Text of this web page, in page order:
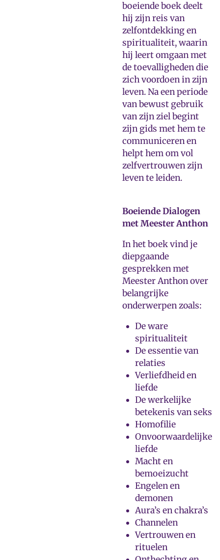
boeiende boek deelt
hij zijn reis van
zelfontdekking en
spiritualiteit, waarin
hij leert omgaan met
de toevalligheden die
zich voordoen in zijn
leven. Na een periode
van bewust gebruik
van zijn ziel begint
zijn gids met hem te
communiceren en
helpt hem om vol
zelfvertrouwen zijn
leven te leiden.
Boeiende Dialogen
met Meester Anthon
In het boek vind je
diepgaande
gesprekken met
Meester Anthon over
belangrijke
onderwerpen zoals:
De ware
spiritualiteit
De essentie van
relaties
Verliefdheid en
liefde
De werkelijke
betekenis van seks
Homofilie
Onvoorwaardelijke
liefde
Macht en
bemoeizucht
Engelen en
demonen
Aura’s en chakra’s
Channelen
Vertrouwen en
rituelen